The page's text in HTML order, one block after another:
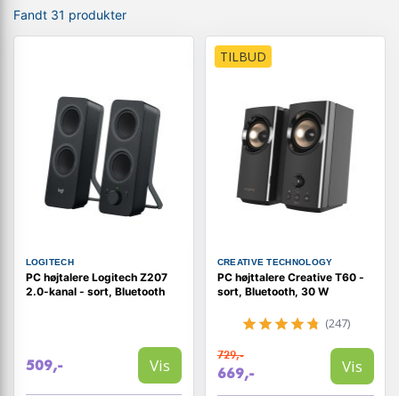
Fandt 31 produkter
LOGITECH
PC højtalere Logitech Z207
2.0-kanal - sort, Bluetooth
509,- Vis
TILBUD
CREATIVE TECHNOLOGY
PC højttalere Creative T60 -
sort, Bluetooth, 30 W
(247)
729,-
669,- Vis